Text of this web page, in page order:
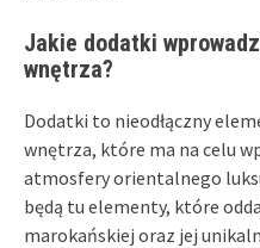
Jakie dodatki
wnętrza?
Dodatki to nieodłączny
wnętrza, które ma na celu
atmosfery orientalnego
będą tu elementy, które
marokańskiej oraz jej